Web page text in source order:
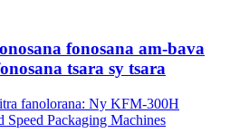
fonosana am-bava
tsara sy tsara